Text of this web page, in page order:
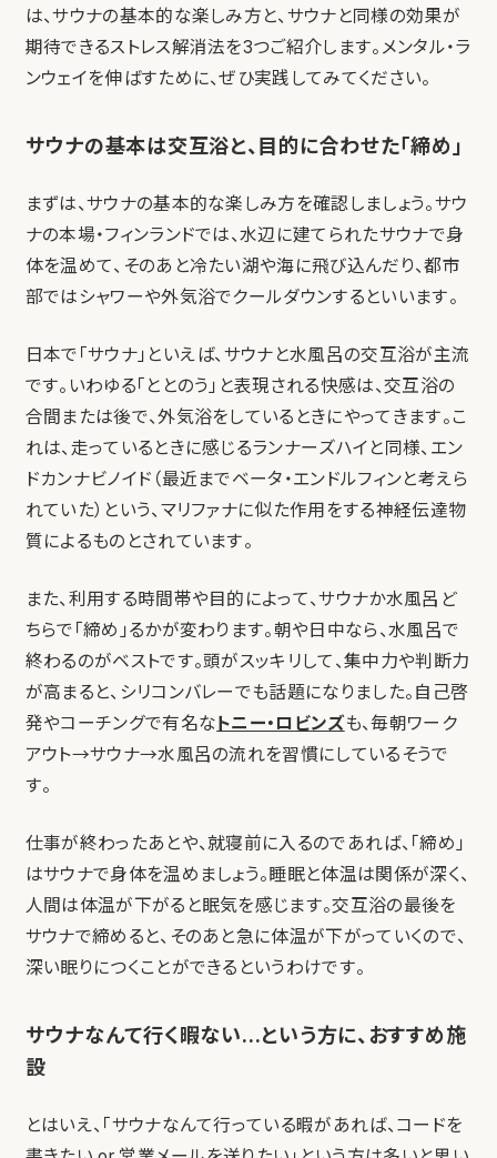
は、サウナの基本的な楽しみ方と、サウナと同様の効果が
期待できるストレス解消法を3つご紹介します。メンタル・ラ
ンウェイを伸ばすために、ぜひ実践してみてください。
サウナの基本は交互浴と、目的に合わせた「締め」
まずは、サウナの基本的な楽しみ方を確認しましょう。サウ
ナの本場・フィンランドでは、水辺に建てられたサウナで身
体を温めて、そのあと冷たい湖や海に飛び込んだり、都市
部ではシャワーや外気浴でクールダウンするといいます。
日本で「サウナ」といえば、サウナと水風呂の交互浴が主流
です。いわゆる「ととのう」と表現される快感は、交互浴の
合間または後で、外気浴をしているときにやってきます。こ
れは、走っているときに感じるランナーズハイと同様、エン
ドカンナビノイド（最近までベータ・エンドルフィンと考えら
れていた）という、マリファナに似た作用をする神経伝達物
質によるものとされています。
また、利用する時間帯や目的によって、サウナか水風呂ど
ちらで「締め」るかが変わります。朝や日中なら、水風呂で
終わるのがベストです。頭がスッキリして、集中力や判断力
が高まると、シリコンバレーでも話題になりました。自己啓
発やコーチングで有名なトニー・ロビンズも、毎朝ワーク
アウト→サウナ→水風呂の流れを習慣にしているそうで
す。
仕事が終わったあとや、就寝前に入るのであれば、「締め」
はサウナで身体を温めましょう。睡眠と体温は関係が深く、
人間は体温が下がると眠気を感じます。交互浴の最後を
サウナで締めると、そのあと急に体温が下がっていくので、
深い眠りにつくことができるというわけです。
サウナなんて行く暇ない…という方に、おすすめ施
設
とはいえ、「サウナなんて行っている暇があれば、コードを